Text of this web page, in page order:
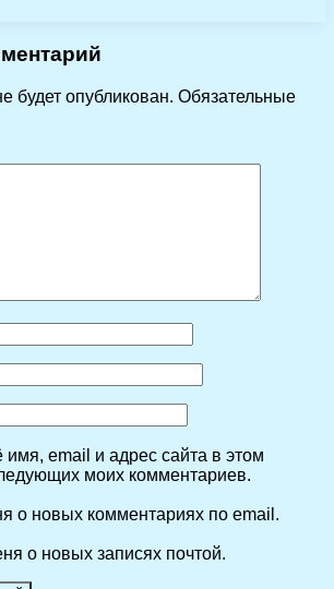
будет опубликован. Обязательные
email и адрес сайта в этом
моих комментариев.
о новых комментариях по email.
о новых записях почтой.